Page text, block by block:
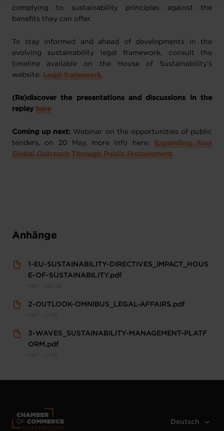
complying to sustainability principles against the
benefits they can offer.
To stay informed and ahead of developments in the
evolving sustainability legal framework, consult the
timeline available on the House of Sustainability’s
website:
Legal framework.
(Re)discover the presentations and discussions in the
replay here
Coming up next: Webinar on the opportunities of public
tenders, on 20 May, more info here:
Expanding Your
Global Outreach Through Public Procurement.
Anhänge
1-EU-SUSTAINABILITY-DIRECTIVES_IMPACT_HOUS
E-OF-SUSTAINABILITY.pdf
2-OUTLOOK-OMNIBUS_LEGAL-AFFAIRS.pdf
3-WAVES_SUSTAINABILITY-MANAGEMENT-PLATF
ORM.pdf